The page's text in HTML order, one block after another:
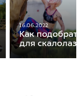
16.06.2022
Как
для